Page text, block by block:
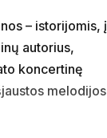
– istorijomis, į
autorius,
koncertinę
melodijos